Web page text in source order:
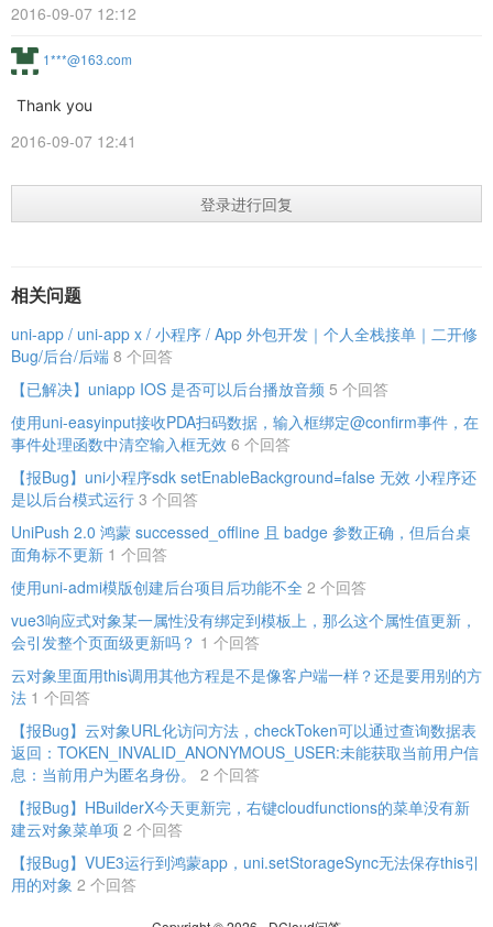
2016-09-07 12:12
1***@163.com
Thank you
2016-09-07 12:41
登录进行回复
相关问题
uni-app / uni-app x / 小程序 / App 外包开发｜个人全栈接单｜二开修
Bug/后台/后端 8 个回答
【已解决】uniapp IOS 是否可以后台播放音频 5 个回答
使用uni-easyinput接收PDA扫码数据，输入框绑定@confirm事件，在
事件处理函数中清空输入框无效 6 个回答
【报Bug】uni小程序sdk setEnableBackground=false 无效 小程序还
是以后台模式运行 3 个回答
UniPush 2.0 鸿蒙 successed_offline 且 badge 参数正确，但后台桌
面角标不更新 1 个回答
使用uni-admi模版创建后台项目后功能不全 2 个回答
vue3响应式对象某一属性没有绑定到模板上，那么这个属性值更新，
会引发整个页面级更新吗？ 1 个回答
云对象里面用this调用其他方程是不是像客户端一样？还是要用别的方
法 1 个回答
【报Bug】云对象URL化访问方法，checkToken可以通过查询数据表
返回：TOKEN_INVALID_ANONYMOUS_USER:未能获取当前用户信
息：当前用户为匿名身份。
2 个回答
【报Bug】HBuilderX今天更新完，右键cloudfunctions的菜单没有新
建云对象菜单项 2 个回答
【报Bug】VUE3运行到鸿蒙app，uni.setStorageSync无法保存this引
用的对象 2 个回答